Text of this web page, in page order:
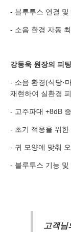
- 블루투스 연결 및
- 소음 환경 자동
강동욱 원장의 피
- 소음 환경(식당·
재현하여 실환경
- 고주파대 +8dB
- 초기 적응을 위한
- 귀 모양에 맞춰
- 블루투스 기능
고객님
예약시간
내용